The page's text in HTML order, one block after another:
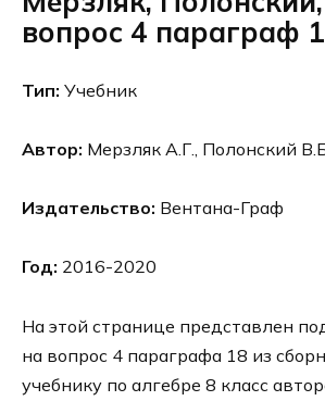
вопрос 4 параграф
Тип: Учебник
Автор: Мерзляк А.Г., Полонский
Издательство: Вентана-Граф
Год: 2016-2020
На этой странице представлен
на вопрос 4 параграфа 18 из
учебнику по алгебре 8 класс